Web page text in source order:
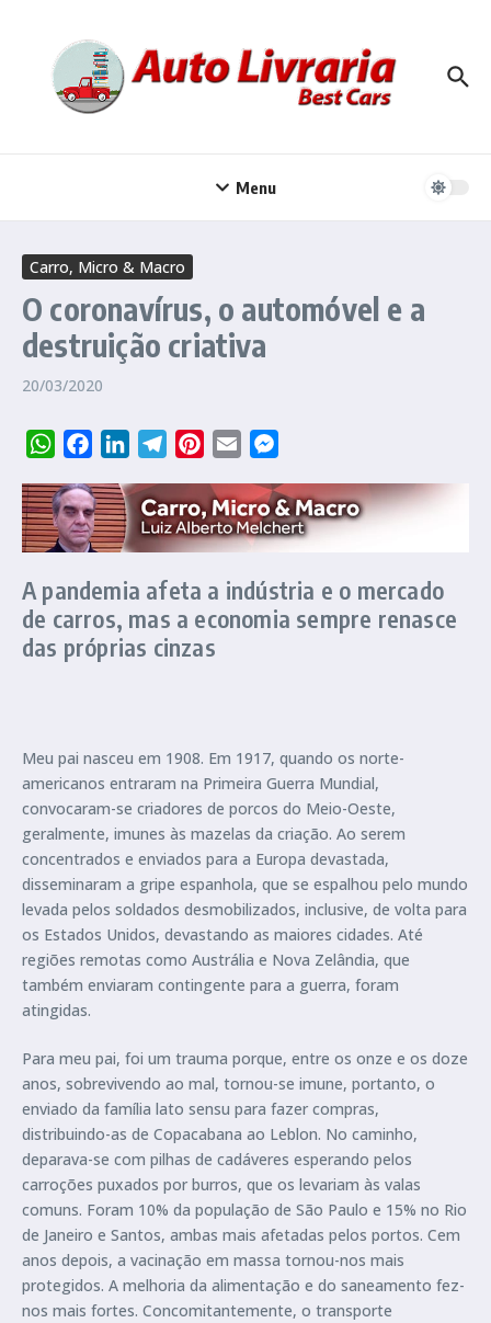
Menu
Carro, Micro & Macro
O coronavírus, o automóvel e a
destruição criativa
20/03/2020
WhatsAppFacebookLinkedInTelegramPinterest
Email
A pandemia afeta a indústria e o mercado
de carros, mas a economia sempre renasce
das próprias cinzas
Meu pai nasceu em 1908. Em 1917, quando os norte-
americanos entraram na Primeira Guerra Mundial,
convocaram-se criadores de porcos do Meio-Oeste,
geralmente, imunes às mazelas da criação. Ao serem
concentrados e enviados para a Europa devastada,
disseminaram a gripe espanhola, que se espalhou pelo mundo
levada pelos soldados desmobilizados, inclusive, de volta para
os Estados Unidos, devastando as maiores cidades. Até
regiões remotas como Austrália e Nova Zelândia, que
também enviaram contingente para a guerra, foram
atingidas.
Para meu pai, foi um trauma porque, entre os onze e os doze
anos, sobrevivendo ao mal, tornou-se imune, portanto, o
enviado da família lato sensu para fazer compras,
distribuindo-as de Copacabana ao Leblon. No caminho,
deparava-se com pilhas de cadáveres esperando pelos
carroções puxados por burros, que os levariam às valas
comuns. Foram 10% da população de São Paulo e 15% no Rio
de Janeiro e Santos, ambas mais afetadas pelos portos. Cem
anos depois, a vacinação em massa tornou-nos mais
protegidos. A melhoria da alimentação e do saneamento fez-
nos mais fortes. Concomitantemente, o transporte